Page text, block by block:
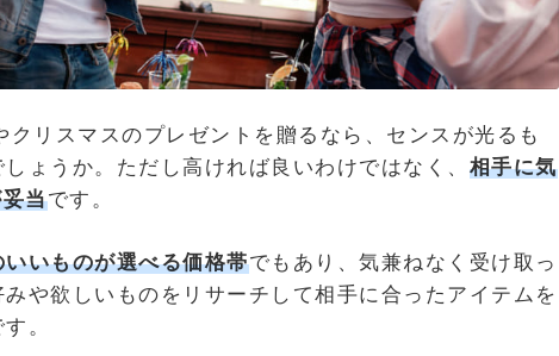
リスマスのプレゼントを贈るなら、センスが光るも
ょうか。ただし高ければ良いわけではなく、 相手に気
当です。
いものが選べる価格帯でもあり、気兼ねなく受け取っ
や欲しいものをリサーチして相手に合ったアイテムを
。